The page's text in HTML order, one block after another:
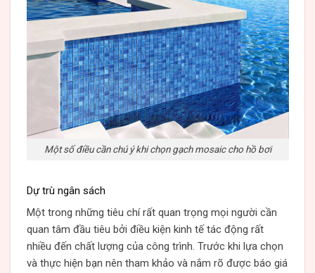
Một số điều cần chú ý khi chọn gạch mosaic cho hồ bơi
Dự trù ngân sách
Một trong những tiêu chí rất quan trọng mọi người cần
quan tâm đầu tiêu bởi điều kiện kinh tế tác động rất
nhiều đến chất lượng của công trình. Trước khi lựa chọn
và thực hiện bạn nên tham khảo và nắm rõ được báo giá